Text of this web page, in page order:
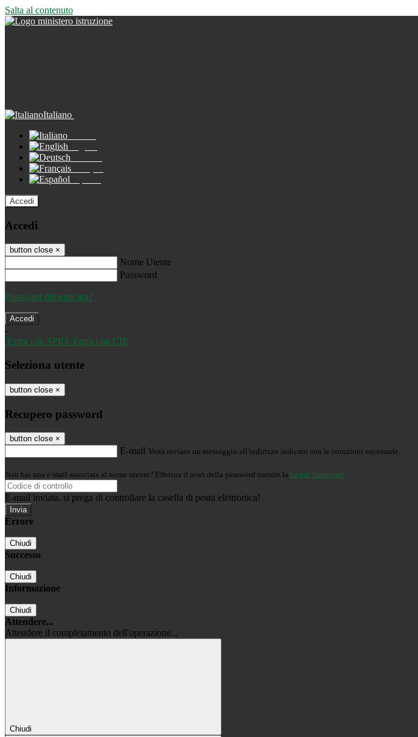
Salta al contenuto
Italiano
Accedi
Accedi
button close ×
Nome Utente
Password
Password dimenticata?
-
Entra con SPID Entra con CIE
Seleziona utente
button close ×
Recupero password
button close ×
E-mail Verrà inviato un messaggio all'indirizzo indicato con le istruzioni necessarie.
Non hai una e-mail associata al nome utente? Effettua il reset della password tramite la Login Spaggiari
E-mail inviata, si prega di controllare la casella di posta elettronica!
Errore
Chiudi
Successo
Chiudi
Informazione
Chiudi
Attendere...
Attendere il completamento dell'operazione...
Chiudi